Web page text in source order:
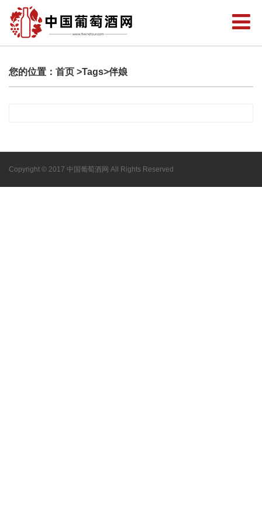
您的位置： 首页 >Tags>伴娘
Copyright © 2017 中国葡萄酒网 All Rights Reserved